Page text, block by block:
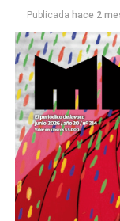
Este número 215
podría ser una
Descargar la
Publicada hace 2